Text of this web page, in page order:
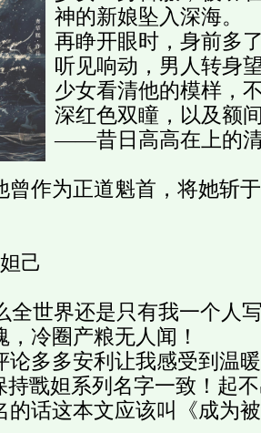
神的新娘坠入深海。
再睁开眼时，身前多
听见响动，男人转身
少女看清他的模样，
深红色双瞳，以及额
——昔日高高在上的
曾作为正道魁首，将她斩
己
全世界还是只有我一个人
冷圈产粮无人闻！
论多多安利让我感受到温
持戬妲系列名字一致！起
的话这本文应该叫《成为